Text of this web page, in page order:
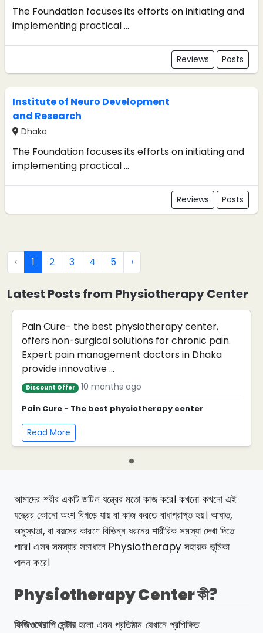
The Foundation focuses its efforts on initiating and
implementing practical ...
Reviews Posts
Institute of Neuro Development
and Research
Dhaka
The Foundation focuses its efforts on initiating and
implementing practical ...
Reviews Posts
‹ 1 2 3 4 5 ›
Latest Posts from Physiotherapy Center
Pain Cure- the best physiotherapy center,
offers non-surgical solutions for chronic pain.
Expert pain management doctors in Dhaka
provide innovative ...
Discount Offer 10 months ago
Pain Cure - The best physiotherapy center
Read More
আমাদের শরীর একটি জটিল যন্ত্রের মতো কাজ করে। কখনো কখনো এই
যন্ত্রের কোনো অংশ বিগড়ে যায় বা কাজ করতে বাধাপ্রাপ্ত হয়। আঘাত,
অসুস্থতা, বা বয়সের কারণে বিভিন্ন ধরনের শারীরিক সমস্যা দেখা দিতে
পারে। এসব সমস্যার সমাধানে Physiotherapy সহায়ক ভূমিকা
পালন করে।
Physiotherapy Center কী?
ফিজিওথেরাপি সেন্টারহলো এমন প্রতিষ্ঠান যেখানে প্রশিক্ষিত